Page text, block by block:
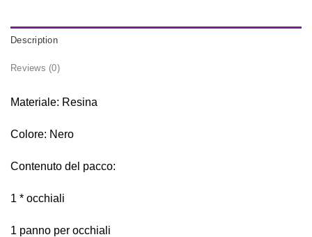
Description
Reviews (0)
Materiale: Resina
Colore: Nero
Contenuto del pacco:
1 * occhiali
1 panno per occhiali